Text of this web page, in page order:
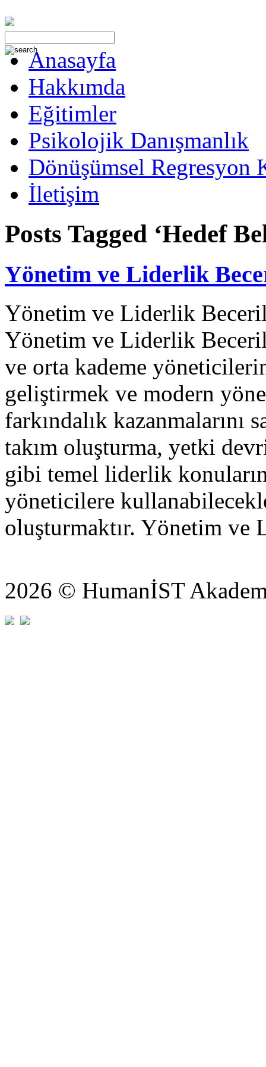
Anasayfa
Hakkımda
Eğitimler
Psikolojik Danışmanlık
Dönüşümsel Regresyon
İletişim
Posts Tagged ‘Hedef
Yönetim ve Liderlik
Yönetim ve Liderlik
Yönetim ve Liderlik
ve orta kademe
geliştirmek ve modern
farkındalık
takım oluşturma, yetki
gibi temel liderlik
yöneticilere
oluşturmaktır. Yönetim
2026 © HumanİST